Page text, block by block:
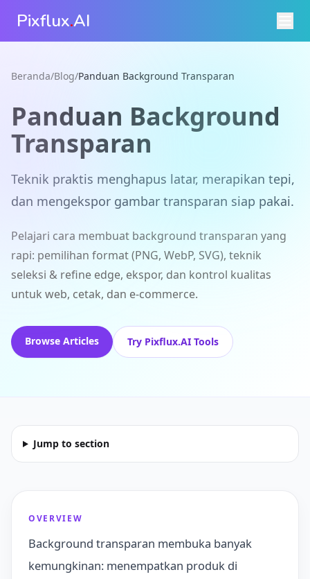
Pixflux.AI
Beranda/Blog/Panduan Background Transparan
Panduan Background
Transparan
Teknik praktis menghapus latar, merapikan tepi,
dan mengekspor gambar transparan siap pakai.
Pelajari cara membuat background transparan yang
rapi: pemilihan format (PNG, WebP, SVG), teknik
seleksi & refine edge, ekspor, dan kontrol kualitas
untuk web, cetak, dan e-commerce.
Browse Articles Try Pixflux.AI Tools
Jump to section
OVERVIEW
Background transparan membuka banyak
kemungkinan: menempatkan produk di